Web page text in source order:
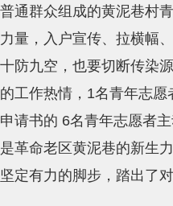
普通群众组成的黄泥巷村
力量，入户宣传、拉横幅
十防九空，也要切断传染
的工作热情，1名青年志愿
申请书的 6名青年志愿者
是革命老区黄泥巷的新生
坚定有力的脚步，踏出了